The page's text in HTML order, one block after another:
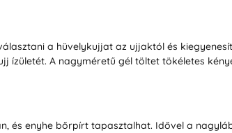
a hüvelykujjat az ujjaktól és
ízületét. A nagyméretű gél töltet tökéletes
és enyhe bőrpírt tapasztalhat. Idővel a